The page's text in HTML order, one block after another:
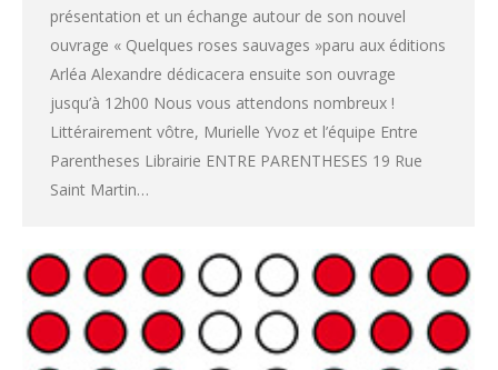
présentation et un échange autour de son nouvel
ouvrage « Quelques roses sauvages »paru aux éditions
Arléa Alexandre dédicacera ensuite son ouvrage
jusqu’à 12h00 Nous vous attendons nombreux !
Littérairement vôtre, Murielle Yvoz et l’équipe Entre
Parentheses Librairie ENTRE PARENTHESES 19 Rue
Saint Martin…